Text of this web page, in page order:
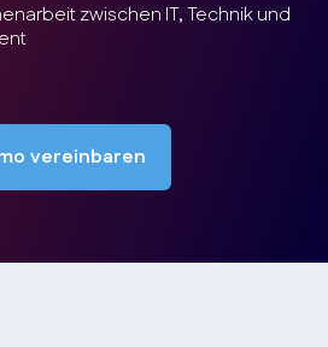
zwischen IT, Technik und
vereinbaren